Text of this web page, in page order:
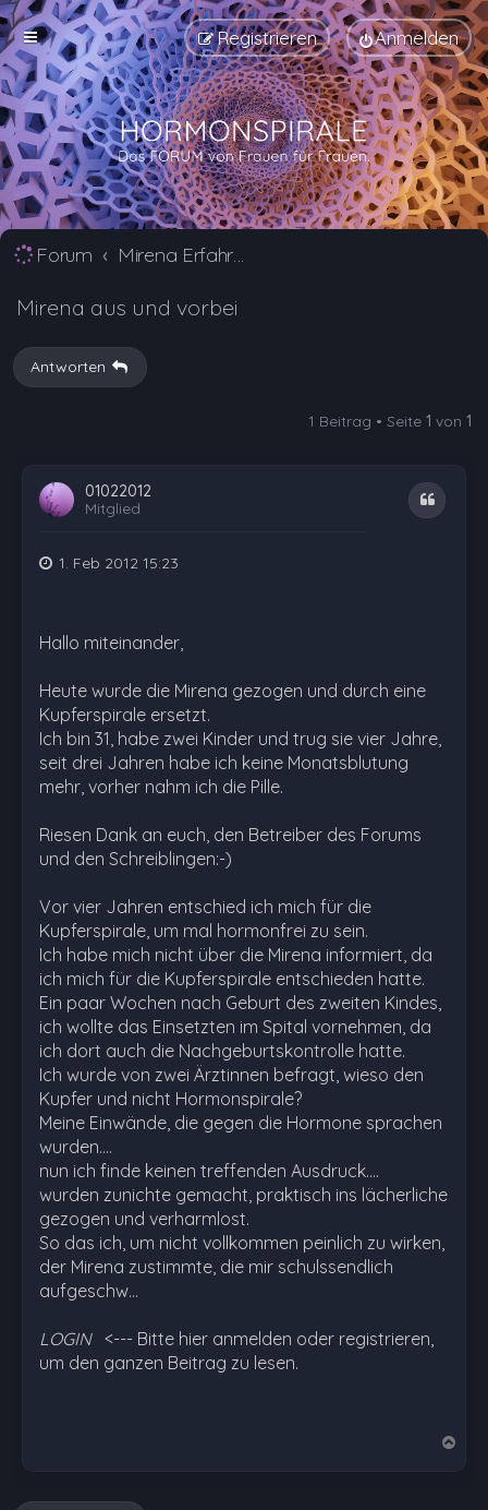
Anmelden
Registrieren
Forum Mirena Erfahrungsberichte und Nebenwirkungen
Mirena aus und vorbei
Antworten
1 Beitrag • Seite 1 von 1
01022012
Mitglied
Zitat
1. Feb 2012 15:23
Hallo miteinander,
Heute wurde die Mirena gezogen und durch eine
Kupferspirale ersetzt.
Ich bin 31, habe zwei Kinder und trug sie vier Jahre,
seit drei Jahren habe ich keine Monatsblutung
mehr, vorher nahm ich die Pille.
Riesen Dank an euch, den Betreiber des Forums
und den Schreiblingen:-)
Vor vier Jahren entschied ich mich für die
Kupferspirale, um mal hormonfrei zu sein.
Ich habe mich nicht über die Mirena informiert, da
ich mich für die Kupferspirale entschieden hatte.
Ein paar Wochen nach Geburt des zweiten Kindes,
ich wollte das Einsetzten im Spital vornehmen, da
ich dort auch die Nachgeburtskontrolle hatte.
Ich wurde von zwei Ärztinnen befragt, wieso den
Kupfer und nicht Hormonspirale?
Meine Einwände, die gegen die Hormone sprachen
wurden....
nun ich finde keinen treffenden Ausdruck....
wurden zunichte gemacht, praktisch ins lächerliche
gezogen und verharmlost.
So das ich, um nicht vollkommen peinlich zu wirken,
der Mirena zustimmte, die mir schulssendlich
aufgeschw…
LOGIN <--- Bitte hier anmelden oder registrieren,
um den ganzen Beitrag zu lesen.